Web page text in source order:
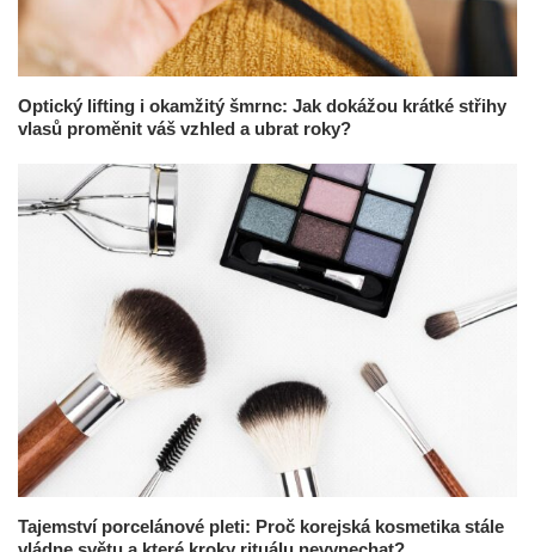
Optický lifting i okamžitý šmrnc: Jak dokážou krátké střihy
vlasů proměnit váš vzhled a ubrat roky?
Tajemství porcelánové pleti: Proč korejská kosmetika stále